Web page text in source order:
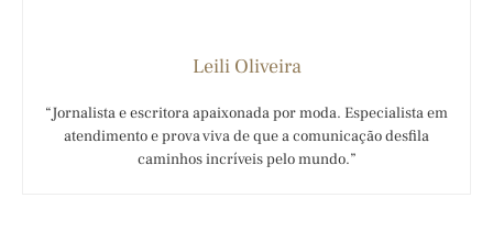
Leili Oliveira
“Jornalista e escritora apaixonada por moda. Especialista em
atendimento e prova viva de que a comunicação desfila
caminhos incríveis pelo mundo.”